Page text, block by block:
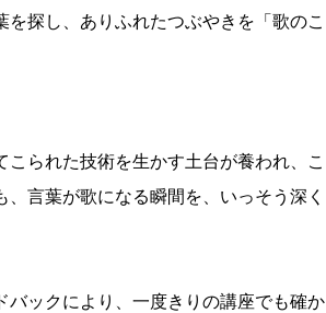
探し、ありふれたつぶやきを「歌のこ
られた技術を生かす土台が養われ、こ
言葉が歌になる瞬間を、いっそう深く
ックにより、一度きりの講座でも確か